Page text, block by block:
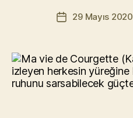
Yazı29 Mayıs 2020